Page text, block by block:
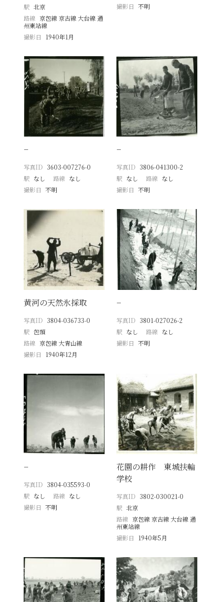
駅 北京
路線 京包線 京古線 大台線 通
州東站線
撮影日
1940年1月
撮影日 不明
−
写真ID 3603-007276-0
駅 なし 路線 なし
撮影日
不明
−
写真ID 3806-041300-2
駅 なし 路線 なし
撮影日 不明
黄河の天然氷採取
写真ID 3804-036733-0
駅 包頭
路線 京包線 大青山線
撮影日
1940年12月
−
写真ID 3801-027026-2
駅 なし 路線 なし
撮影日 不明
−
写真ID 3804-035593-0
駅 なし 路線 なし
撮影日
不明
花園の耕作 東城扶輪
学校
写真ID 3802-030021-0
駅 北京
路線 京包線 京古線 大台線 通
州東站線
撮影日
1940年5月